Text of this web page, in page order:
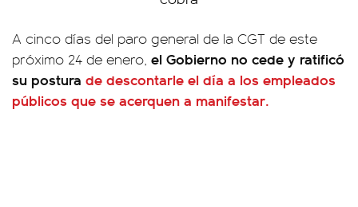
A cinco días del paro general de la CGT de este
próximo 24 de enero, el Gobierno no cede y ratificó
su postura de descontarle el día a los empleados
públicos que se acerquen a manifestar.